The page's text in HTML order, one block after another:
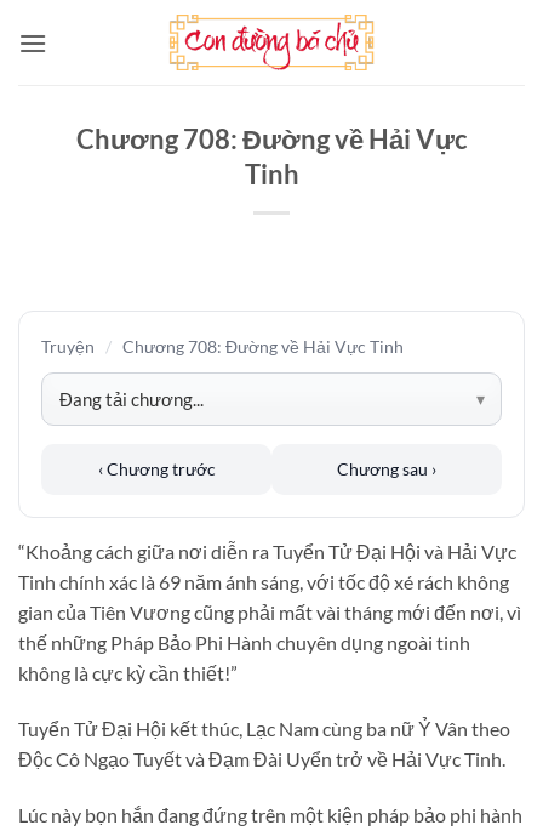
qua
Chương 708: Đường về Hải Vực
Tinh
Truyện / Chương 708: Đường về Hải Vực Tinh
‹ Chương trước Chương sau ›
“Khoảng cách giữa nơi diễn ra Tuyển Tử Đại Hội và Hải Vực
Tinh chính xác là 69 năm ánh sáng, với tốc độ xé rách không
gian của Tiên Vương cũng phải mất vài tháng mới đến nơi, vì
thế những Pháp Bảo Phi Hành chuyên dụng ngoài tinh
không là cực kỳ cần thiết!”
Tuyển Tử Đại Hội kết thúc, Lạc Nam cùng ba nữ Ỷ Vân theo
Độc Cô Ngạo Tuyết và Đạm Đài Uyển trở về Hải Vực Tinh.
Lúc này bọn hắn đang đứng trên một kiện pháp bảo phi hành